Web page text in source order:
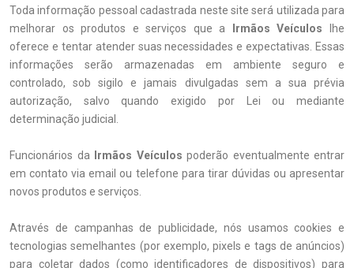
Toda informação pessoal cadastrada neste site será utilizada para
melhorar os produtos e serviços que a
Irmãos Veículos lhe
oferece e tentar atender suas necessidades e expectativas. Essas
informações serão armazenadas em ambiente seguro e
controlado, sob sigilo e jamais divulgadas sem a sua prévia
autorização, salvo quando exigido por Lei ou mediante
determinação judicial.
Funcionários da Irmãos Veículos poderão eventualmente entrar
em contato via email ou telefone para tirar dúvidas ou apresentar
novos produtos e serviços.
Através de campanhas de publicidade, nós usamos cookies e
tecnologias semelhantes (por exemplo, pixels e tags de anúncios)
para coletar dados (como identificadores de dispositivos) para